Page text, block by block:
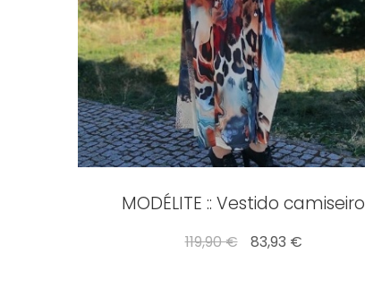
MODÉLITE :: Vestido camiseiro
119,90 € 83,93 €